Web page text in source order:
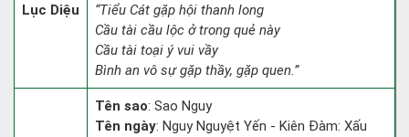
Lục Diệu
“Tiểu Cát gặp hội thanh long
Cầu tài cầu lộc ở trong quẻ này
Cầu tài toại ý vui vầy
Bình an vô sự gặp thầy, gặp quen.”
Tên sao: Sao Nguy
Tên ngày: Nguy Nguyệt Yến - Kiên Đàm: Xấu